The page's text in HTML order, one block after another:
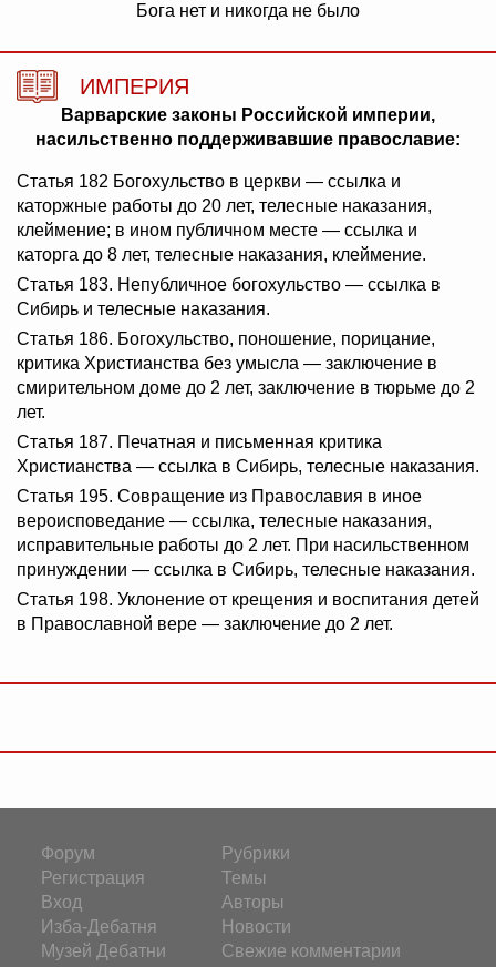
Бога нет и никогда не было
ИМПЕРИЯ
Варварские законы Российской империи,
насильственно поддерживавшие православие:
Статья 182 Богохульство в церкви — ссылка и
каторжные работы до 20 лет, телесные наказания,
клеймение; в ином публичном месте — ссылка и
каторга до 8 лет, телесные наказания, клеймение.
Статья 183. Непубличное богохульство — ссылка в
Сибирь и телесные наказания.
Статья 186. Богохульство, поношение, порицание,
критика Христианства без умысла — заключение в
смирительном доме до 2 лет, заключение в тюрьме до 2
лет.
Статья 187. Печатная и письменная критика
Христианства — ссылка в Сибирь, телесные наказания.
Статья 195. Совращение из Православия в иное
вероисповедание — ссылка, телесные наказания,
исправительные работы до 2 лет. При насильственном
принуждении — ссылка в Сибирь, телесные наказания.
Статья 198. Уклонение от крещения и воспитания детей
в Православной вере — заключение до 2 лет.
Форум
Регистрация
Вход
Изба-Дебатня
Музей Дебатни
Рубрики
Темы
Авторы
Новости
Свежие комментарии